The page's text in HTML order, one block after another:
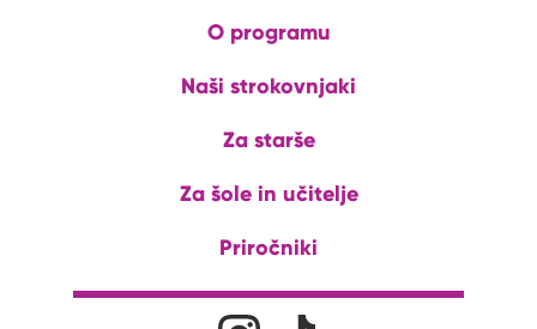
O programu
Naši strokovnjaki
Za starše
Za šole in učitelje
Priročniki
Družabna omrežjaNa naš Instagram profil